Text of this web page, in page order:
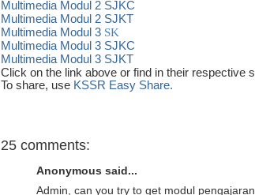
Multimedia Modul 2 SJKC
Multimedia Modul 2 SJKT
Multimedia Modul 3 SK
Multimedia Modul 3 SJKC
Multimedia Modul 3 SJKT
Click on the link above or find in their respective
To share, use KSSR Easy Share.
25 comments:
Anonymous said...
Admin, can you try to get modul